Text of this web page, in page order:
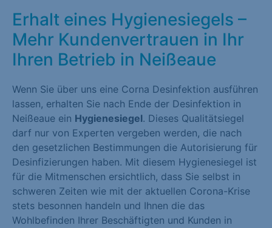
Erhalt eines Hygienesiegels –
Mehr Kundenvertrauen in Ihr
Ihren Betrieb in Neißeaue
Wenn Sie über uns eine Corna Desinfektion ausführen
lassen, erhalten Sie nach Ende der Desinfektion in
Neißeaue ein Hygienesiegel. Dieses Qualitätsiegel
darf nur von Experten vergeben werden, die nach
den gesetzlichen Bestimmungen die Autorisierung für
Desinfizierungen haben. Mit diesem Hygienesiegel ist
für die Mitmenschen ersichtlich, dass Sie selbst in
schweren Zeiten wie mit der aktuellen Corona-Krise
stets besonnen handeln und Ihnen die das
Wohlbefinden Ihrer Beschäftigten und Kunden in